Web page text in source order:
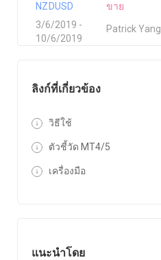
ลิงก์ที่เกี่ยวข้อง
วิธีใช้
ตัวชี้วัด MT4/5
เครื่องมือ
แนะนำโดย
NZDUSD
Patrick Yang
ขาย
3/6/2019 -
10/6/2019